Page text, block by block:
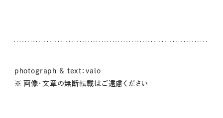
photograph & text：valo
※ 画像・文章の無断転載はご遠慮ください